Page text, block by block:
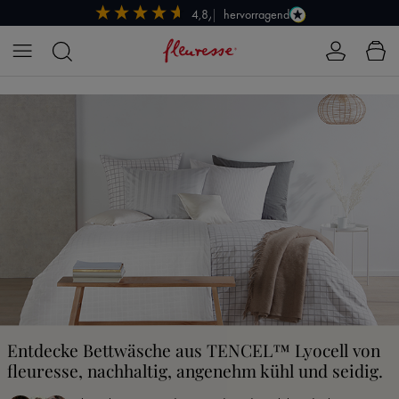
Zum Hauptinhalt springen hervorragend
4,8/5
Entdecke Bettwäsche aus TENCEL™ Lyocell von
fleuresse, nachhaltig, angenehm kühl und seidig.